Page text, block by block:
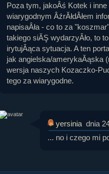
Poza tym, jakoÂś Kotek i
wiarygodnym ÂźrĂłdÂłem
napisaÂła - co to za
takiego siĂŞ wydarzyÂło, to
irytujÂąca sytuacja. A ten
jak angielska/amerykaĂąska
wersja naszych Kozaczko-
tego za wiarygodne.
yersinia dnia
... no i czego mi